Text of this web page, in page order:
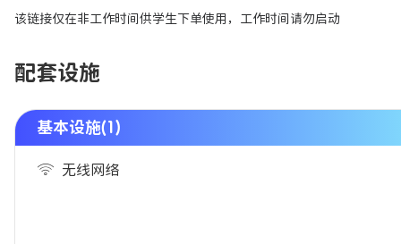
该链接仅在非工作时间供学生下单使用，工作时间请勿启动
配套设施
基本设施(1)
无线网络